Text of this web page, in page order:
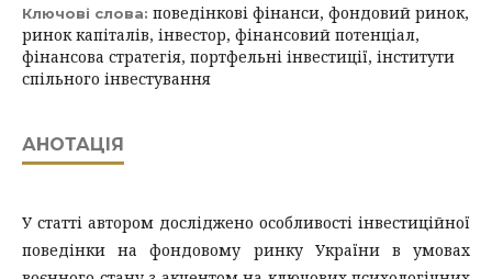
Ключові слова: поведінкові фінанси, фондовий ринок,
ринок капіталів, інвестор, фінансовий потенціал,
фінансова стратегія, портфельні інвестиції, інститути
спільного інвестування
АНОТАЦІЯ
У статті автором досліджено особливості інвестиційної
поведінки на фондовому ринку України в умовах